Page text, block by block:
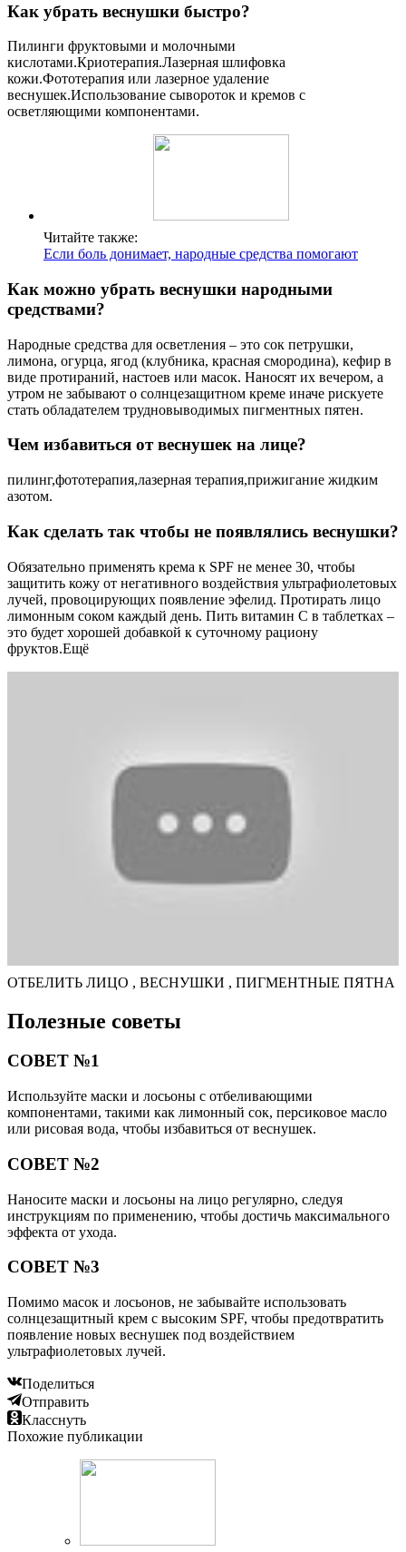
Как убрать веснушки быстро?
Пилинги фруктовыми и молочными
кислотами.Криотерапия.Лазерная шлифовка
кожи.Фототерапия или лазерное удаление
веснушек.Использование сывороток и кремов с
осветляющими компонентами.
Читайте также:
Если боль донимает, народные средства помогают
Как можно убрать веснушки народными
средствами?
Народные средства для осветления – это сок петрушки,
лимона, огурца, ягод (клубника, красная смородина), кефир в
виде протираний, настоев или масок. Наносят их вечером, а
утром не забывают о солнцезащитном креме иначе рискуете
стать обладателем трудновыводимых пигментных пятен.
Чем избавиться от веснушек на лице?
пилинг,фототерапия,лазерная терапия,прижигание жидким
азотом.
Как сделать так чтобы не появлялись веснушки?
Обязательно применять крема к SPF не менее 30, чтобы
защитить кожу от негативного воздействия ультрафиолетовых
лучей, провоцирующих появление эфелид. Протирать лицо
лимонным соком каждый день. Пить витамин С в таблетках –
это будет хорошей добавкой к суточному рациону
фруктов.Ещё
ОТБЕЛИТЬ ЛИЦО , ВЕСНУШКИ , ПИГМЕНТНЫЕ ПЯТНА
Полезные советы
СОВЕТ №1
Используйте маски и лосьоны с отбеливающими
компонентами, такими как лимонный сок, персиковое масло
или рисовая вода, чтобы избавиться от веснушек.
СОВЕТ №2
Наносите маски и лосьоны на лицо регулярно, следуя
инструкциям по применению, чтобы достичь максимального
эффекта от ухода.
СОВЕТ №3
Помимо масок и лосьонов, не забывайте использовать
солнцезащитный крем с высоким SPF, чтобы предотвратить
появление новых веснушек под воздействием
ультрафиолетовых лучей.
Поделиться
Отправить
Класснуть
Похожие публикации